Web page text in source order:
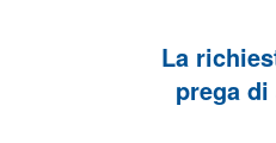
La
prega